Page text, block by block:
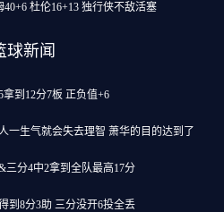
杜伦16+13 独行侠不敌活塞
球新闻
到12分7板 正负值+6
生气就会失去理智 萧华的目的达到了
分4中2拿到全队最高17分
8分3助 三分没开6投全丢